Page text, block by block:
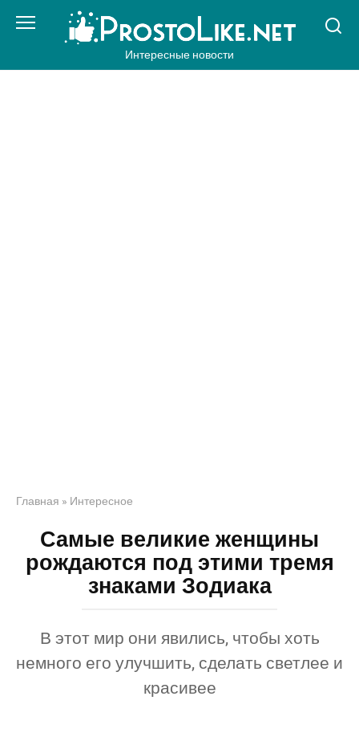
Интересные новости
Главная » Интересное
Самые великие женщины
рождаются под этими тремя
знаками Зодиака
В этот мир они явились, чтобы хоть
немного его улучшить, сделать светлее и
красивее